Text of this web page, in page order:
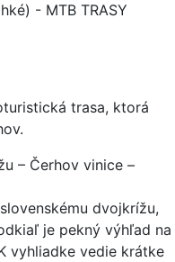
- MTB TRASY
trasa, ktorá
– Čerhov vinice –
dvojkrížu,
je pekný výhľad na
vyhliadke vedie krátke